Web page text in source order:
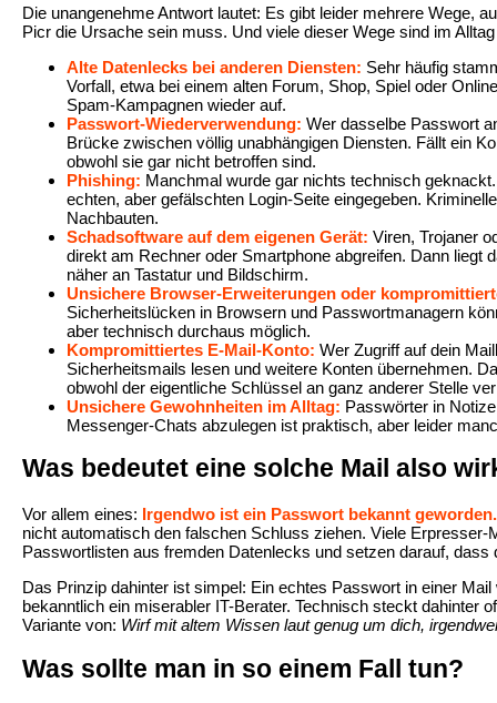
Die unangenehme Antwort lautet: Es gibt leider mehrere Wege,
Picr die Ursache sein muss. Und viele dieser Wege sind im
Alte Datenlecks bei anderen Diensten: Sehr häufig
Vorfall, etwa bei einem alten Forum, Shop, Spiel oder
Spam-Kampagnen wieder auf.
Passwort-Wiederverwendung: Wer dasselbe Passwort
Brücke zwischen völlig unabhängigen Diensten. Fällt ein
obwohl sie gar nicht betroffen sind.
Phishing: Manchmal wurde gar nichts technisch
echten, aber gefälschten Login-Seite eingegeben.
Nachbauten.
Schadsoftware auf dem eigenen Gerät: Viren, Trojaner
direkt am Rechner oder Smartphone abgreifen. Dann liegt
näher an Tastatur und Bildschirm.
Unsichere Browser-Erweiterungen oder
Sicherheitslücken in Browsern und Passwortmanagern
aber technisch durchaus möglich.
Kompromittiertes E-Mail-Konto: Wer Zugriff auf dein
Sicherheitsmails lesen und weitere Konten übernehmen.
obwohl der eigentliche Schlüssel an ganz anderer Stelle
Unsichere Gewohnheiten im Alltag: Passwörter in
Messenger-Chats abzulegen ist praktisch, aber leider
Was bedeutet eine solche Mail also
Vor allem eines: Irgendwo ist ein Passwort bekannt geworden.
nicht automatisch den falschen Schluss ziehen. Viele
Passwortlisten aus fremden Datenlecks und setzen darauf, dass
Das Prinzip dahinter ist simpel: Ein echtes Passwort in einer
bekanntlich ein miserabler IT-Berater. Technisch steckt dahinter
Variante von: Wirf mit altem Wissen laut genug um dich,
Was sollte man in so einem Fall tun?